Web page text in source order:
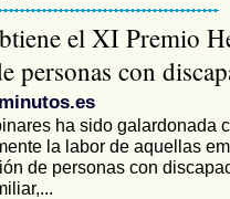
el XI Premio
personas con
ha sido galardonada
la labor de aquellas
de personas con